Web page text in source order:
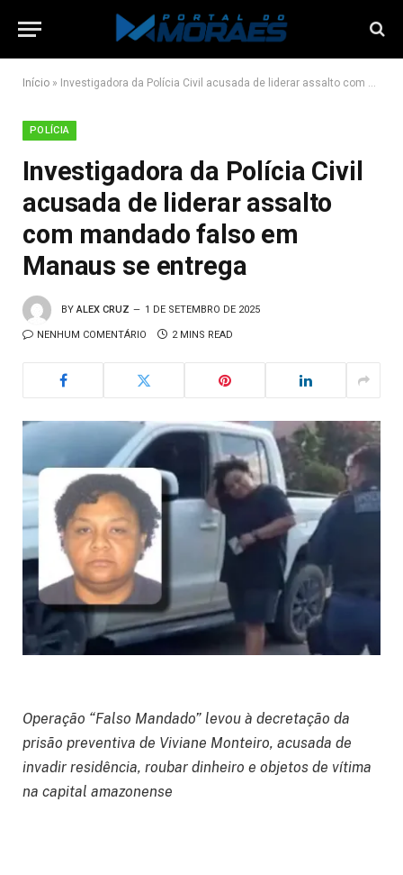
Início » Investigadora da Polícia Civil acusada de liderar assalto com mandado falso em Manaus se entrega
POLÍCIA
Investigadora da Polícia Civil
acusada de liderar assalto
com mandado falso em
Manaus se entrega
BY ALEX CRUZ 1 DE SETEMBRO DE 2025
NENHUM COMENTÁRIO 2 MINS READ
Operação “Falso Mandado” levou à decretação da
prisão preventiva de Viviane Monteiro, acusada de
invadir residência, roubar dinheiro e objetos de vítima
na capital amazonense